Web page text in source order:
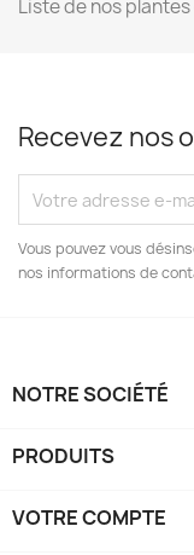
Liste de nos
Recevez nos
Vous pouvez vous
nos informations de
NOTRE SOCIÉTÉ
PRODUITS
VOTRE COMPTE